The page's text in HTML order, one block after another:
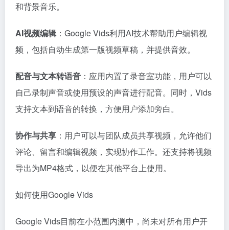
和背景音乐。
AI视频编辑：Google Vids利用AI技术帮助用户编辑视
频，包括自动生成第一版视频草稿，并提供音效。
配音与文本转语音 ：应用内置了录音室功能，用户可以
自己录制声音或使用预设的声音进行配音。同时，Vids
支持文本到语音的转换，方便用户添加旁白。
协作与共享 ：用户可以与团队成员共享视频，允许他们
评论、留言和编辑视频，实现协作工作。还支持将视频
导出为MP4格式，以便在其他平台上使用。
如何使用Google Vids
Google Vids目前在小范围内测中，尚未对所有用户开